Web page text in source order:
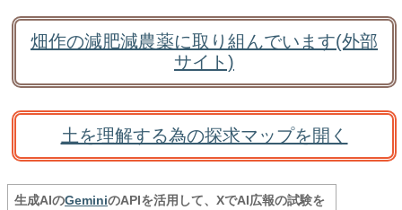
畑作の減肥減農薬に取り組んでいます(外部
サイト)
土を理解する為の探求マップを開く
生成AIのGeminiのAPIを活用して、XでAI広報の試験を